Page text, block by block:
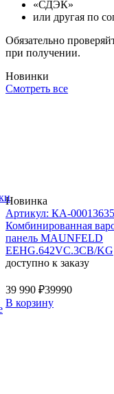
«СДЭК»
или другая по
Обязательно
при получении.
Новинки
Смотреть все
Новинка
Артикул: КА-00013635
Комбинированная
панель MAUNFELD
EEHG.642VC.3CB/KG
доступно к заказу
39 990 ₽39990
В корзину